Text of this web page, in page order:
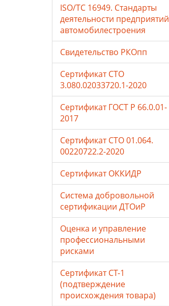
ISO/TC 16949. Стандарты
деятельности предприятий
автомобилестроения
Свидетельство РКОпп
Сертификат СТО
3.080.02033720.1-2020
Сертификат ГОСТ Р 66.0.01-
2017
Сертификат СТО 01.064.
00220722.2-2020
Сертификат ОККИДР
Система добровольной
сертификации ДТОиР
Оценка и управление
профессиональными
рисками
Сертификат СТ-1
(подтверждение
происхождения товара)